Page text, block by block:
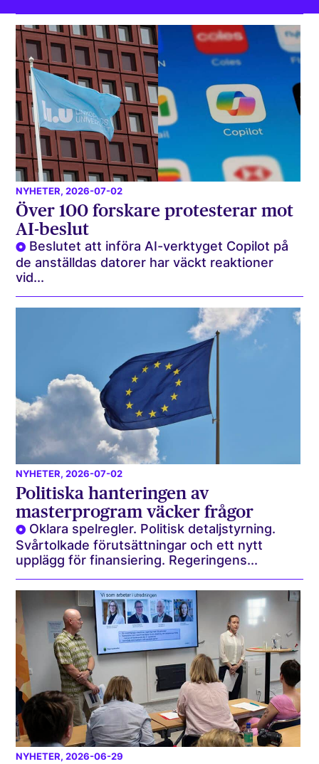
NYHETER, 2026-07-02
Över 100 forskare protesterar mot
AI-beslut
Beslutet att införa AI-verktyget Copilot på
de anställdas datorer har väckt reaktioner
vid...
NYHETER, 2026-07-02
Politiska hanteringen av
masterprogram väcker frågor
Oklara spelregler. Politisk detaljstyrning.
Svårtolkade förutsättningar och ett nytt
upplägg för finansiering. Regeringens...
NYHETER, 2026-06-29